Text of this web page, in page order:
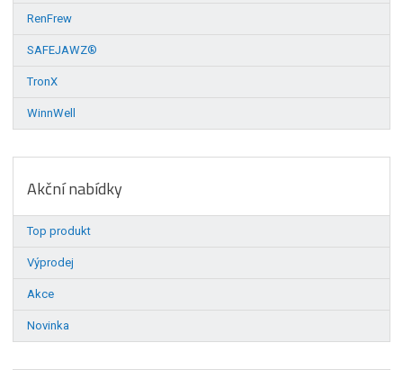
RenFrew
SAFEJAWZ®
TronX
WinnWell
Akční nabídky
Top produkt
Výprodej
Akce
Novinka